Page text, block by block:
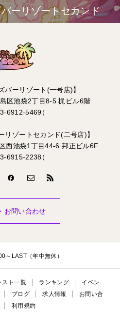
ーリゾートセカンド
バーリゾート(一号店)】
区池袋2丁目8-5 梶ビル6階
6912-5469）
リゾートセカンド(二号店)】
西池袋1丁目44-6 邦正ビル6F
6915-2238）
お問い合わせ
～LAST（年中無休）
スト一覧 ランキング
イベン
ブログ 求人情報
お問い合
利用規約